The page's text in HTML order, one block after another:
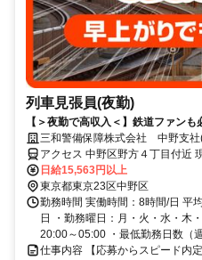
列車見張員(夜勤)
【＞夜勤で高収入＜】鉄道ファン
♪
三和警備保障株式会社 中野支
アクセス 中野区野方４丁目付近
談可 ■電話面接■来社不要■即日勤
日給15,563円以上
東京都東京23区中野区
勤務時間 実働時間：8時間/日 平
日 ・勤務曜日：月・火・水・木
20:00～05:00 ・最低勤務日数（週
仕事内容 【応募からスピード内